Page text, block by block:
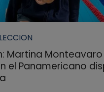
Martina
el Panamericano